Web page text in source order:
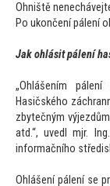
Ohniště
Po ukončení pálení
Jak ohlásit pálení
„Ohlášením
Hasičského
zbytečným
atd.“, uvedl mjr.
informačního
Ohlášení pálení se